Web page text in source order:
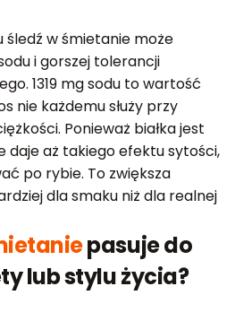
śledź w śmietanie może
i gorszej tolerancji
1319 mg sodu to wartość
nie każdemu służy przy
Ponieważ białka jest
daje aż takiego efektu sytości,
po rybie. To zwiększa
dla smaku niż dla realnej
pasuje do
lub stylu życia?